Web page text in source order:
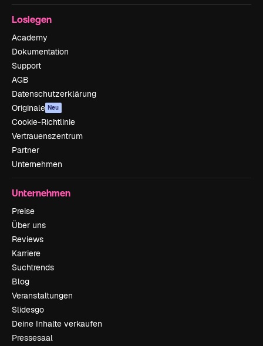
Loslegen
Academy
Dokumentation
Support
AGB
Datenschutzerklärung
Originale Neu
Cookie-Richtlinie
Vertrauenszentrum
Partner
Unternehmen
Unternehmen
Preise
Über uns
Reviews
Karriere
Suchtrends
Blog
Veranstaltungen
Slidesgo
Deine Inhalte verkaufen
Pressesaal